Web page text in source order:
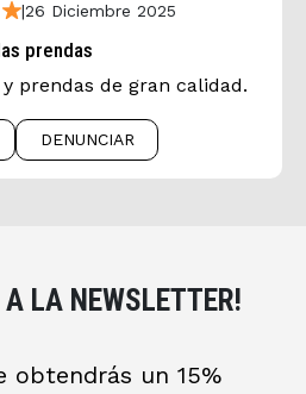
|26 Diciembre 2025
prendas
prendas de gran calidad.
DENUNCIAR
A LA NEWSLETTER!
obtendrás un 15%